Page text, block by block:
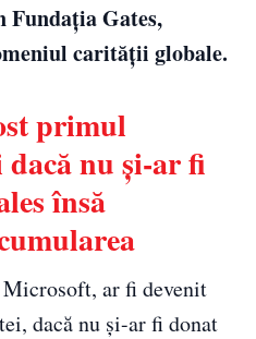
Gates,
carității globale.
primul
nu și-ar fi
însă
ar fi devenit
dacă nu și-ar fi donat